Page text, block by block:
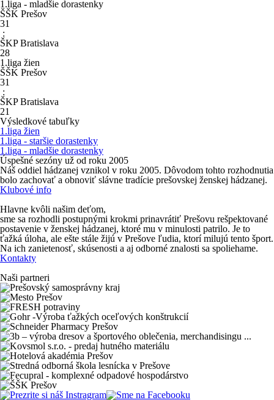
1.liga - mladšie dorastenky
ŠŠK Prešov
31
:
ŠKP Bratislava
28
1.liga žien
ŠŠK Prešov
31
:
ŠKP Bratislava
21
Výsledkové tabuľky
1.liga žien
1.liga - staršie dorastenky
1.liga - mladšie dorastenky
Úspešné sezóny už od roku 2005
Náš oddiel hádzanej vznikol v roku 2005. Dôvodom tohto rozhodnutia
bolo zachovať a obnoviť slávne tradície prešovskej ženskej hádzanej.
Klubové info
Hlavne kvôli našim deťom,
sme sa rozhodli postupnými krokmi prinavrátiť Prešovu rešpektované
postavenie v ženskej hádzanej, ktoré mu v minulosti patrilo. Je to
ťažká úloha, ale ešte stále žijú v Prešove ľudia, ktorí milujú tento šport.
Na ich zanietenosť, skúsenosti a aj odborné znalosti sa spoliehame.
Kontakty
Naši partneri